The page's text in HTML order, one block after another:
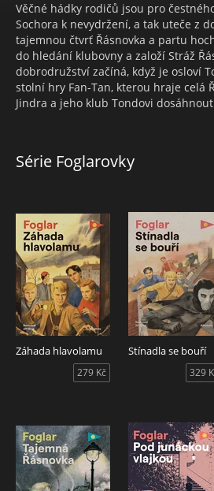
Věčné hádky rodičů jsou pro
Sochora k nevydržení, a tak uteče z
tajemnou čtvrť Řásnovka a partu
do hledání klubovny a založí Stráž
dobrodružství začíná, když je osloví
stolní hry Fan-Tan, kterou hraje celá
Jindra a jeho klub Tondovi
Série Foglarovky
Záhada hlavolamu
279 Kč
Stínadla se bouří
329